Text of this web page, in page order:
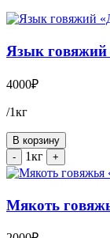
Язык говяжий
4000₽
/1кг
В корзину
-
1кг
+
Мякоть